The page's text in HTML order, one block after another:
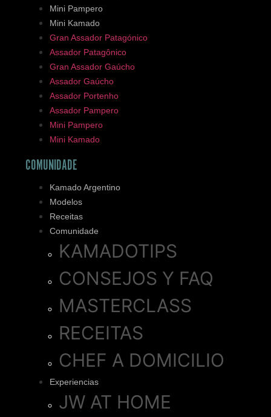
Mini Pampero
Mini Kamado
Gran Assador Patagónico
Assador Patagônico
Gran Assador Gaúcho
Assador Gaúcho
Assador Portenho
Assador Pampero
Mini Pampero
Mini Kamado
COMUNIDADE
Kamado Argentino
Modelos
Receitas
Comunidade
KAMADOTIPS
CONSEJOS Y FAQ
MASTERCLASS
RECEITAS
CHEF A DOMICILIO
Experiencias
JW AT HOME